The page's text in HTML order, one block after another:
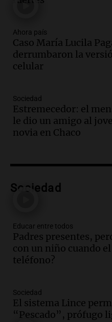
Episodios
recordó su paso
siempre:
Viva la Radio
Episodios
más femicidios
de Casa del
Panorama Federal
Episodios
Procrear en la
Episodios
y críticas entre
Panorama Federal
Episodios
Audio.
Marocco
Panorama Federal
Episodios
Ahora país
Caso María Lucila
derrumbaron la
celular
Sociedad
Estremecedor: el
le dio un amigo al
novia en Chaco
Sociedad
Educar entre todos
Padres presentes,
con un niño cuando
teléfono?
Sociedad
El sistema Lince
“Pescado”, prófugo